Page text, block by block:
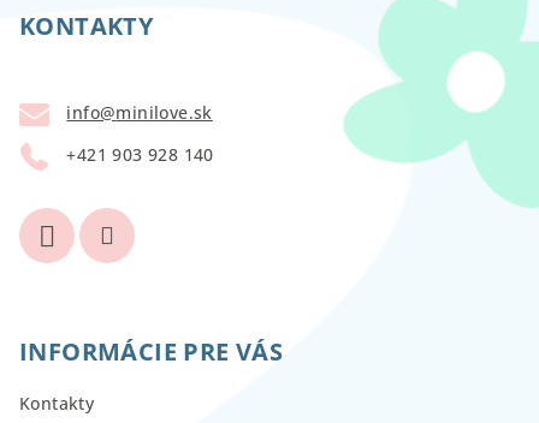
KONTAKTY
info@minilove.sk
+421 903 928 140
INFORMÁCIE PRE VÁS
Kontakty